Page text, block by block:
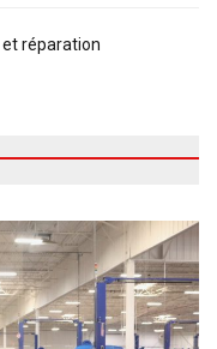
et réparation